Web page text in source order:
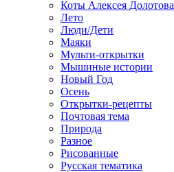
Коты Алексея Долотова
Лето
Люди/Дети
Маяки
Мульти-открытки
Мышиные истории
Новый Год
Осень
Открытки-рецепты
Почтовая тема
Природа
Разное
Рисованные
Русская тематика